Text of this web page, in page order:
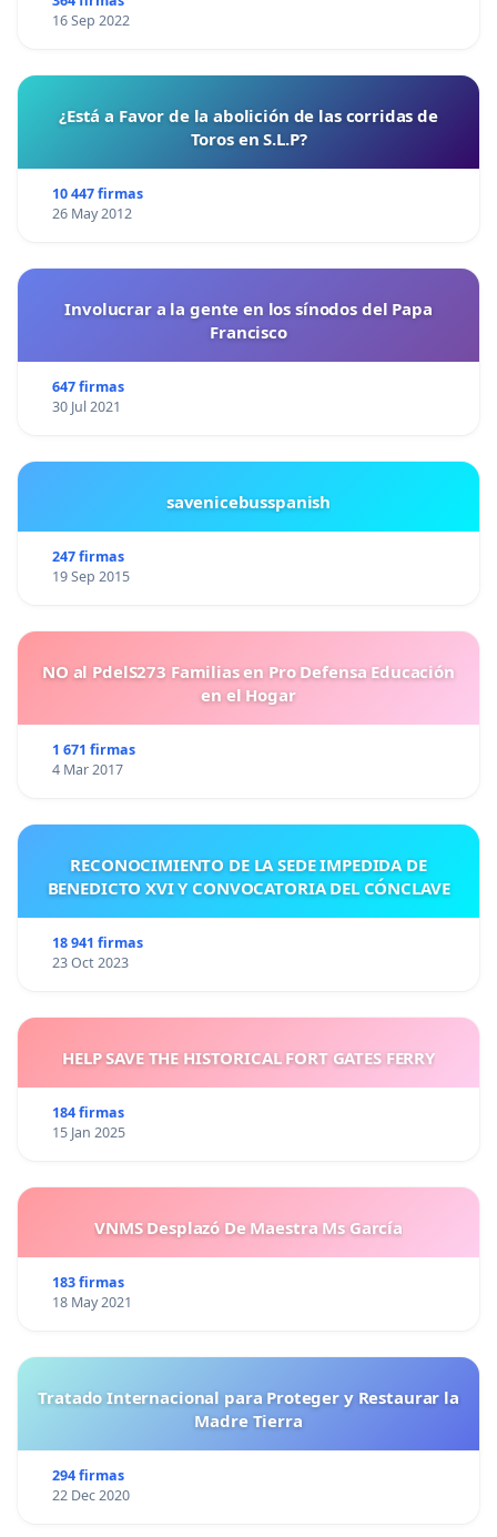
16 Sep 2022
¿Está a Favor de la abolición de las corridas de
Toros en S.L.P?
10 447 firmas
26 May 2012
Involucrar a la gente en los sínodos del Papa
Francisco
647 firmas
30 Jul 2021
savenicebusspanish
247 firmas
19 Sep 2015
NO al PdelS273 Familias en Pro Defensa Educación
en el Hogar
1 671 firmas
4 Mar 2017
RECONOCIMIENTO DE LA SEDE IMPEDIDA DE
BENEDICTO XVI Y CONVOCATORIA DEL CÓNCLAVE
18 941 firmas
23 Oct 2023
HELP SAVE THE HISTORICAL FORT GATES FERRY
184 firmas
15 Jan 2025
VNMS Desplazó De Maestra Ms García
183 firmas
18 May 2021
Tratado Internacional para Proteger y Restaurar la
Madre Tierra
294 firmas
22 Dec 2020